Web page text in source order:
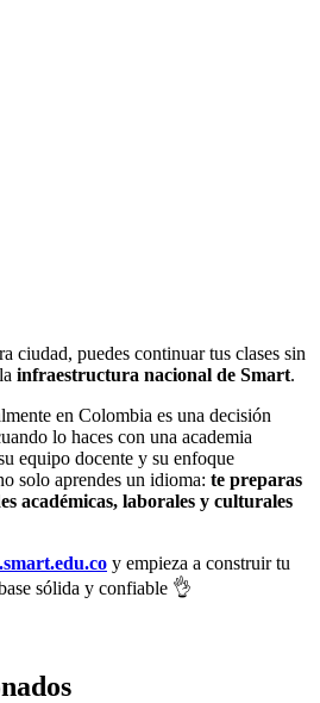
ciudad, puedes continuar tus clases sin
infraestructura nacional de Smart.
en Colombia es una decisión
lo haces con una academia
equipo docente y su enfoque
solo aprendes un idioma: te preparas
académicas, laborales y culturales
y empieza a construir tu
sólida y confiable 👌